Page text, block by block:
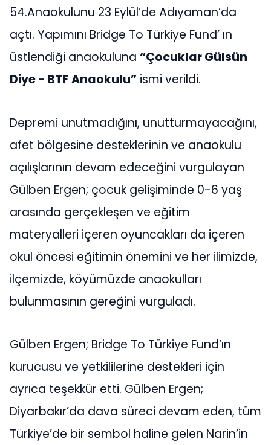
54.Anaokulunu 23 Eylül’de Adıyaman’da
açtı. Yapımını Bridge To Türkiye Fund’ ın
üstlendiği anaokuluna “Çocuklar Gülsün
Diye - BTF Anaokulu” ismi verildi.
Depremi unutmadığını, unutturmayacağını,
afet bölgesine desteklerinin ve anaokulu
açılışlarının devam edeceğini vurgulayan
Gülben Ergen; çocuk gelişiminde 0-6 yaş
arasında gerçekleşen ve eğitim
materyalleri içeren oyuncakları da içeren
okul öncesi eğitimin önemini ve her ilimizde,
ilçemizde, köyümüzde anaokulları
bulunmasının gereğini vurguladı.
Gülben Ergen; Bridge To Türkiye Fund’ın
kurucusu ve yetkililerine destekleri için
ayrıca teşekkür etti. Gülben Ergen;
Diyarbakır’da dava süreci devam eden, tüm
Türkiye’de bir sembol haline gelen Narin’in